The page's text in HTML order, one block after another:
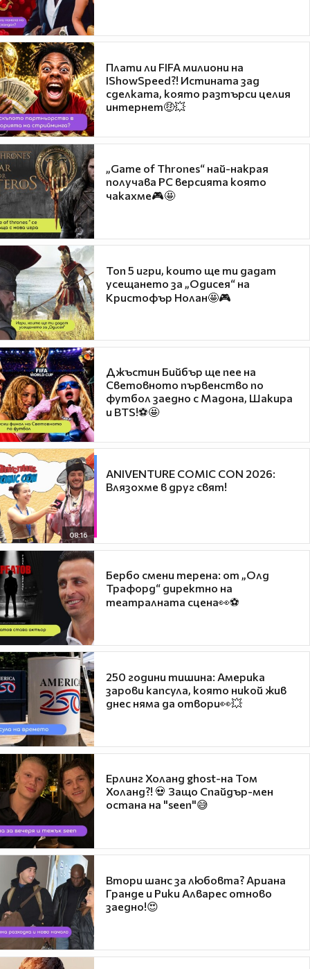
Плати ли FIFA милиони на
IShowSpeed?! Истината зад
сделката, която разтърси целия
интернет🤑💥
„Game of Thrones“ най-накрая
получава PC версията която
чакахме🎮🤩
Топ 5 игри, които ще ти дадат
усещането за „Одисея“ на
Кристофър Нолан🤩🎮
Джъстин Бийбър ще пее на
Световното първенство по
футбол заедно с Мадона, Шакира
и BTS!⚽🤩
08:16
ANIVENTURE COMIC CON 2026:
Влязохме в друг свят!
Бербо смени терена: от „Олд
Трафорд“ директно на
театралната сцена👀⚽
250 години тишина: Америка
зарови капсула, която никой жив
днес няма да отвори👀💥
Ерлинг Холанд ghost-на Том
Холанд?! 💀 Защо Спайдър-мен
остана на "seen"😅
Втори шанс за любовта? Ариана
Гранде и Рики Алварес отново
заедно!😍